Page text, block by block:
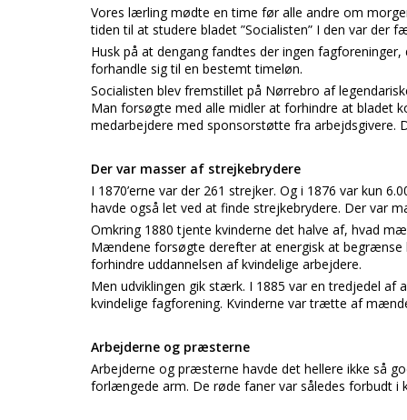
Vores lærling mødte en time før alle andre om
tiden til at studere bladet ”Socialisten” I den var der
Husk på at dengang fandtes der ingen
forhandle sig til en bestemt timeløn.
Socialisten blev fremstillet på Nørrebro af
Man forsøgte med alle midler at forhindre at bladet
medarbejdere med sponsorstøtte fra arbejdsgivere.
Der var masser af strejkebrydere
I 1870’erne var der 261 strejker. Og i 1876 var kun
havde også let ved at finde strejkebrydere. Der var
Omkring 1880 tjente kvinderne det halve af, hvad
Mændene forsøgte derefter at energisk at begrænse
forhindre uddannelsen af kvindelige arbejdere.
Men udviklingen gik stærk. I 1885 var en tredjedel af
kvindelige fagforening. Kvinderne var trætte af
Arbejderne og præsterne
Arbejderne og præsterne havde det hellere ikke så
forlængede arm. De røde faner var således forbudt i